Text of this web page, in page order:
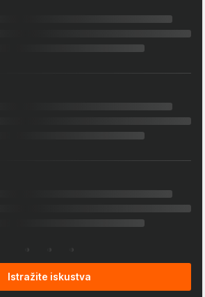
Istražite iskustva